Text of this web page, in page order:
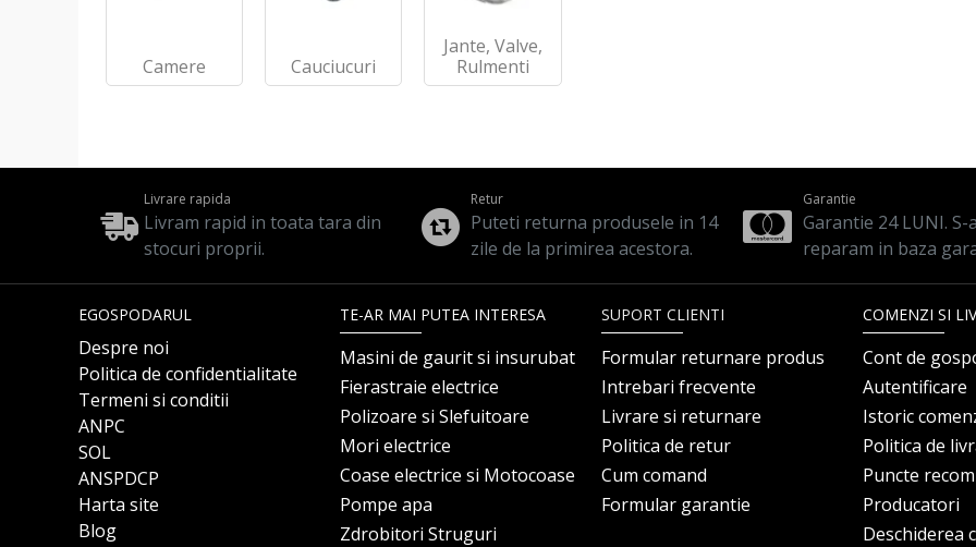
Camere Cauciucuri
Jante, Valve,
Rulmenti
Livrare rapida
Livram rapid in toata tara din
stocuri proprii.
Retur
Puteti returna produsele in 14
zile de la primirea acestora.
Garantie
Garantie 24 LUNI. S-
reparam in baza
EGOSPODARUL
Despre noi
Politica de confidentialitate
Termeni si conditii
ANPC
SOL
ANSPDCP
Harta site
Blog
TE-AR MAI PUTEA INTERESA
Masini de gaurit si insurubat
Fierastraie electrice
Polizoare si Slefuitoare
Mori electrice
Coase electrice si Motocoase
Pompe apa
Zdrobitori Struguri
SUPORT CLIENTI
Formular returnare produs
Intrebari frecvente
Livrare si returnare
Politica de retur
Cum comand
Formular garantie
COMENZI SI
Cont de
Autentificare
Istoric
Politica de
Puncte
Producatori
Deschiderea